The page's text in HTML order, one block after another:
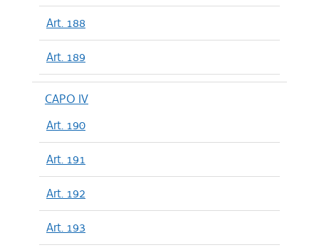
Art. 188
Art. 189
CAPO IV
Art. 190
Art. 191
Art. 192
Art. 193